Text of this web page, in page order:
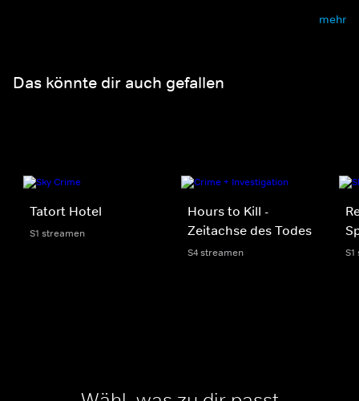
mehr
Das könnte dir auch gefallen
Tatort Hotel
S1 streamen
Hours to Kill -
Zeitachse des Todes
S4 streamen